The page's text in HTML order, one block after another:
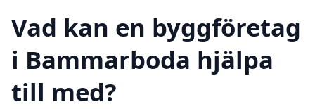
Vad kan en byggföretag
i Bammarboda hjälpa
till med?